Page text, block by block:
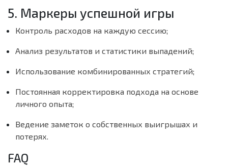
5. Маркеры успешной игры
Контроль расходов на каждую сессию;
Анализ результатов и статистики выпадений;
Использование комбинированных стратегий;
Постоянная корректировка подхода на основе
личного опыта;
Ведение заметок о собственных выигрышах и
потерях.
FAQ